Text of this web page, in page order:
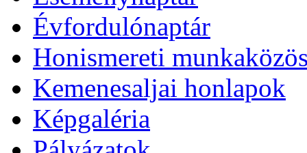
Évfordulónaptár
Honismereti
Kemenesaljai honlapok
Képgaléria